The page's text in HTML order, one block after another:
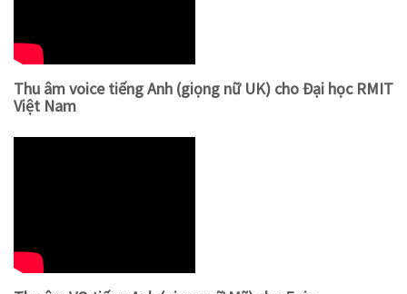
Thu âm voice tiếng Anh (giọng nữ UK) cho Đại học RMIT
Việt Nam